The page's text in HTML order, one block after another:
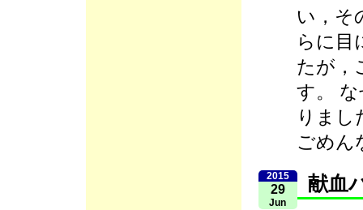
い，そ
らに目
たが，
す。
りまし
ごめん
2015
29
Jun
献血